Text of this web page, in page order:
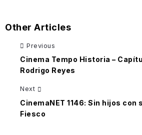
Other Articles
Previous
Cinema Tempo Historia –
Rodrigo Reyes
Next
CinemaNET 1146: Sin hijos
Fiesco